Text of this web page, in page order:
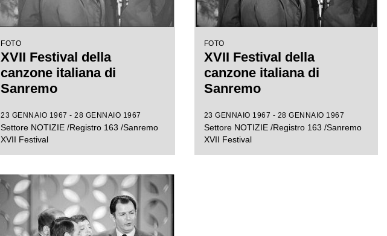
FOTO
XVII Festival della
canzone italiana di
Sanremo
23 GENNAIO 1967 - 28 GENNAIO 1967
Settore NOTIZIE /Registro 163 /Sanremo
XVII Festival
FOTO
XVII Festival della
canzone italiana di
Sanremo
23 GENNAIO 1967 - 28 GENNAIO 1967
Settore NOTIZIE /Registro 163 /Sanremo
XVII Festival